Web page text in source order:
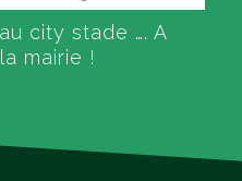
city stade …. A
mairie !